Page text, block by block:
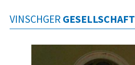
VINSCHGER GESELLSCHAFT